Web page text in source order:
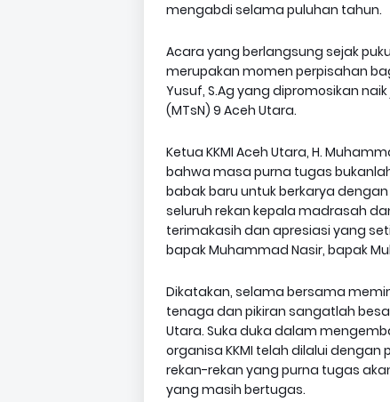
mengabdi selama puluhan tahun.
Acara yang berlangsung sejak
merupakan momen perpisahan
Yusuf, S.Ag yang dipromosikan
(MTsN) 9 Aceh Utara.
Ketua KKMI Aceh Utara, H.
bahwa masa purna tugas
babak baru untuk berkarya
seluruh rekan kepala madrasah
terimakasih dan apresiasi yang
bapak Muhammad Nasir, bapak
Dikatakan, selama bersama
tenaga dan pikiran sangatlah
Utara. Suka duka dalam
organisa KKMI telah dilalui
rekan-rekan yang purna tugas
yang masih bertugas.